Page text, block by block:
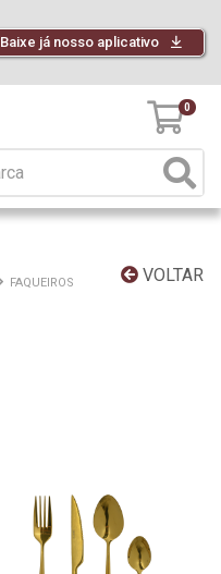
Baixe já nosso aplicativo
0
VOLTAR
FAQUEIROS